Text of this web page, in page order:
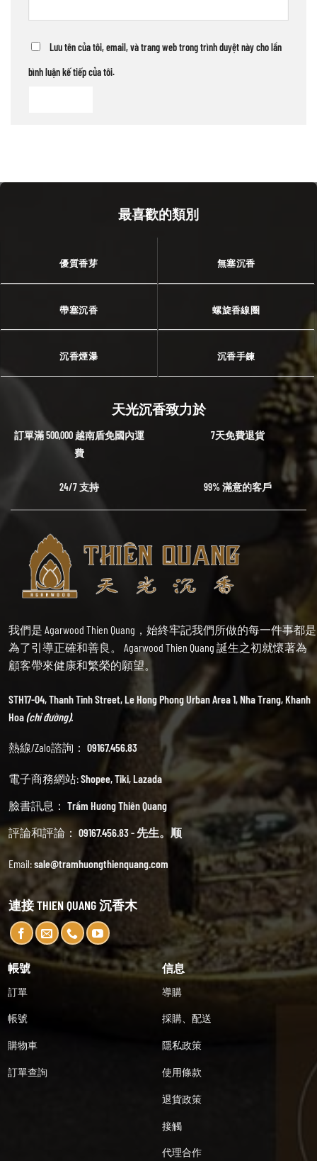
Lưu tên của tôi, email, và trang web trong trình duyệt này cho lần
bình luận kế tiếp của tôi.
最喜歡的類別
優質香芽 無塞沉香
帶塞沉香 螺旋香線圈
沉香煙瀑 沉香手鍊
天光沉香致力於
訂單滿 500,000 越南盾免國內運
費
7天免費退貨
24/7 支持 99% 滿意的客戶
我們是 Agarwood Thien Quang，始終牢記我們所做的每一件事都是
為了引導正確和善良。 Agarwood Thien Quang 誕生之初就懷著為
顧客帶來健康和繁榮的願望。
STH17-04, Thanh Tinh Street, Le Hong Phong Urban Area 1, Nha Trang, Khanh
Hoa(chỉ đường).
熱線/Zalo諮詢： 09167.456.83
電子商務網站:Shopee,Tiki,Lazada
臉書訊息： Trầm Hương Thiên Quang
評論和評論： 09167.456.83 - 先生。顺
Email:sale@tramhuongthienquang.com
連接 THIEN QUANG 沉香木
帳號
訂單
帳號
購物車
訂單查詢
信息
導購
採購、配送
隱私政策
使用條款
退貨政策
接觸
代理合作